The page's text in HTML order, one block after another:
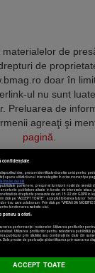
de
de
doar în
ul nu sunt
Preluarea de
agreaţi şi
pagină
Confidențialitate
2025 BUSINESSMEX
confidențiale
dvs., precum identificatorii cookie unici pentru
opune utilizării unui interes legitim în orice moment pe
multe detalii
partenere, precum si furnizorii nostri de
publicitare afisate in functie de interesele si/sau
de drepturile prevazute de art. 15-22 din GDPR in
click pe “ACCEPT TOATE”, acceptati folosirea tuturor
ii cu care colaboram. Prin click pe “VREAU SA MODIFIC
functionarea website-ului.
pentru a oferi:
performanței reclamelor. Utilizarea profilurilor
Utilizarea profilurilor pentru selectarea publicității
publicului prin statistici sau combinații de date din
Date precise de geolocație și identificarea prin scanarea
ACCEPT TOATE